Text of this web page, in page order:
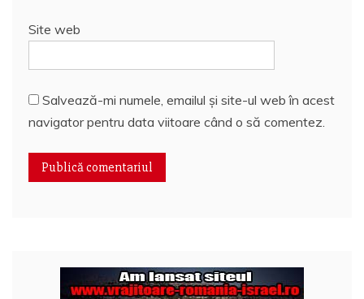
Site web
Salvează-mi numele, emailul și site-ul web în acest
navigator pentru data viitoare când o să comentez.